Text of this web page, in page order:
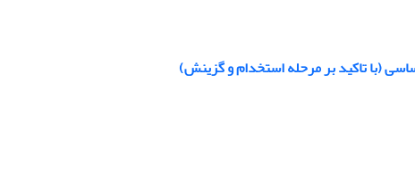
(با تاکید بر مرحله استخدام و گزینش)